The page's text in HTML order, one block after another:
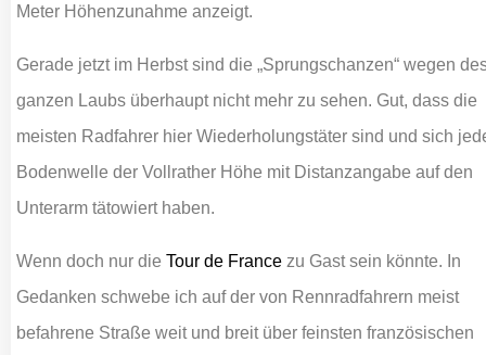
Meter Höhenzunahme anzeigt.
Gerade jetzt im Herbst sind die „Sprungschanzen“ wegen
ganzen Laubs überhaupt nicht mehr zu sehen. Gut, dass die
meisten Radfahrer hier Wiederholungstäter sind und sich
Bodenwelle der Vollrather Höhe mit Distanzangabe auf den
Unterarm tätowiert haben.
Wenn doch nur die Tour de France zu Gast sein könnte. In
Gedanken schwebe ich auf der von Rennradfahrern meist
befahrene Straße weit und breit über feinsten französischen